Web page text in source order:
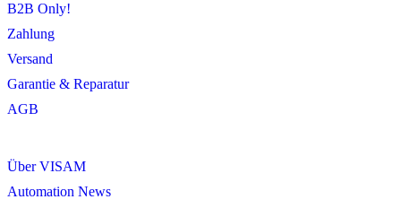
B2B Only!
Zahlung
Versand
Garantie & Reparatur
AGB
Über VISAM
Automation News